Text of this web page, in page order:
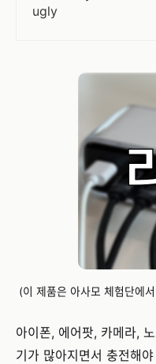
ugly
(이 제품은 아사모 체험단에
아이폰, 에어팟, 카메라,
기가 많아지면서 충전해